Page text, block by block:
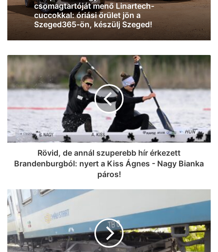
Három dolog, amit lehet, hogy nem
tudtál a sándorfalvi Nádastóról (videó)
Rövid, de annál szuperebb hír érkezett
Brandenburgból: nyert a Kiss Ágnes - Nagy Bianka
páros!